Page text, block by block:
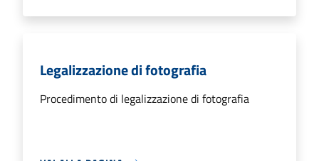
Legalizzazione di fotografia
Procedimento di legalizzazione di fotografia